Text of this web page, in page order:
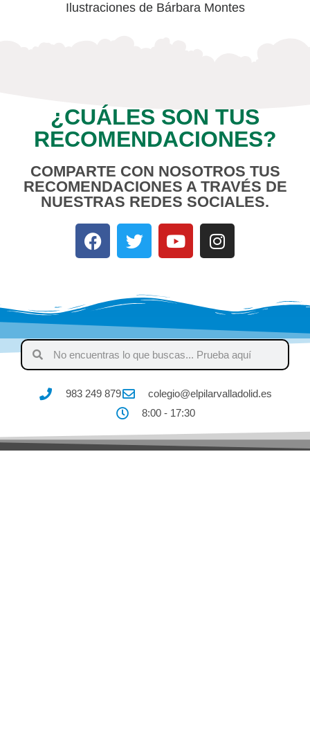
Ilustraciones de Bárbara Montes
¿CUÁLES SON TUS
RECOMENDACIONES?
COMPARTE CON NOSOTROS TUS
RECOMENDACIONES A TRAVÉS DE
NUESTRAS REDES SOCIALES.
983 249 879
colegio@elpilarvalladolid.es
8:00 - 17:30